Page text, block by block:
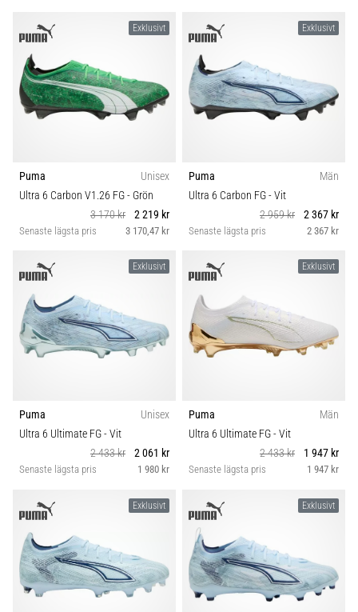
Exklusivt
Puma
Unisex
Ultra 6 Carbon V1.26 FG- Grön
3 170 kr
2 219 kr
Senaste lägsta pris 3 170,47 kr
Exklusivt
Puma
Män
Ultra 6 Carbon FG- Vit
2 959 kr
2 367 kr
Senaste lägsta pris 2 367 kr
Exklusivt
Puma
Unisex
Ultra 6 Ultimate FG- Vit
2 433 kr
2 061 kr
Senaste lägsta pris 1 980 kr
Exklusivt
Puma
Män
Ultra 6 Ultimate FG- Vit
2 433 kr
1 947 kr
Senaste lägsta pris 1 947 kr
Exklusivt Exklusivt